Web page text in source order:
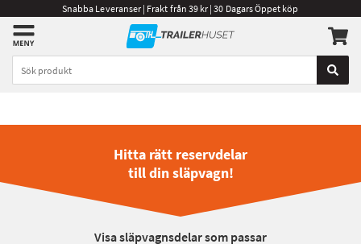
Snabba Leveranser | Frakt från 39 kr | 30 Dagars Öppet köp
Hitta rätt reservdelar
till din släpvagn!
Visa släpvagnsdelar som passar